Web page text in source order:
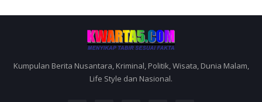
Kumpulan Berita Nusantara, Kriminal, Politik, Wisata, Dunia Malam,
Life Style dan Nasional.